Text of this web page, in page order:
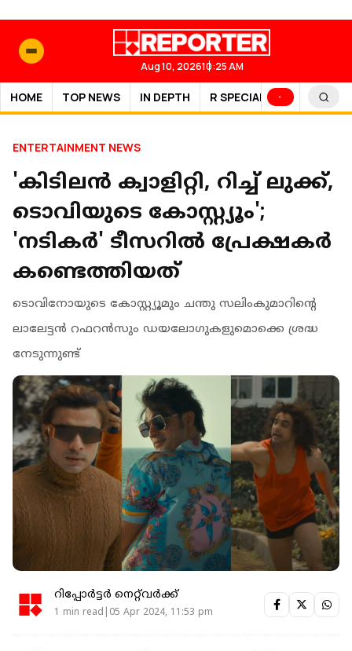
Aug 10, 202610:25 AM
HOME TOP NEWS IN DEPTH R SPECIAL SPORTS
ENTERTAINMENT NEWS
'കിടിലൻ ക്വാളിറ്റി, റിച്ച് ലുക്ക്,
ടൊവിയുടെ കോസ്റ്റ്യൂം';
'നടികർ' ടീസറിൽ പ്രേക്ഷകർ
കണ്ടെത്തിയത്
ടൊവിനോയുടെ കോസ്റ്റ്യൂമും ചന്തു സലിംകുമാറിന്റെ
ലാലേട്ടൻ റഫറൻസും ഡയലോഗുകളുമൊക്കെ ശ്രദ്ധ
നേടുന്നുണ്ട്
റിപ്പോർട്ടർ നെറ്റ്‌വര്‍ക്ക്‌
1 min read|05 Apr 2024, 11:53 pm